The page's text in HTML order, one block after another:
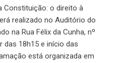
Constituição: o direito à
realizado no Auditório do
na Rua Félix da Cunha, nº
das 18h15 e início das
está organizada em